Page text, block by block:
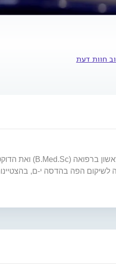
חוות דעת
הפה בהדסה י-ם,